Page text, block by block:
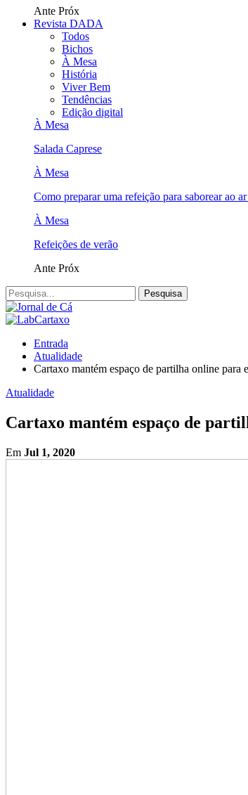
Ante Próx
Revista DADA
Todos
Bichos
À Mesa
História
Viver Bem
Tendências
Edição digital
À Mesa
Salada Caprese
À Mesa
Como preparar uma refeição para saborear ao
À Mesa
Refeições de verão
Ante Próx
Entrada
Atualidade
Cartaxo mantém espaço de partilha online para
Atualidade
Cartaxo mantém espaço de
Em Jul 1, 2020